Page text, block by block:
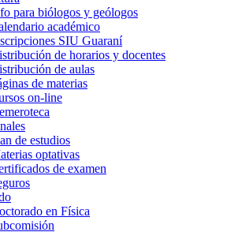
para biólogos y geólogos
académico
SIU Guaraní
de horarios y docentes
de aulas
de materias
on-line
de estudios
optativas
de examen
en Física